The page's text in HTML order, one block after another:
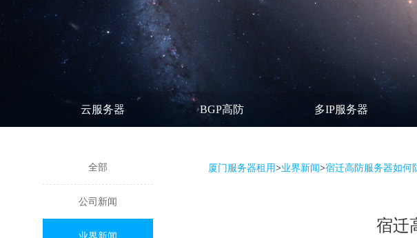
云服务器 BGP高防 多IP服务器
全部
公司新闻
厦门服务器租用>业界新闻>宿迁高防服务器如何
宿迁